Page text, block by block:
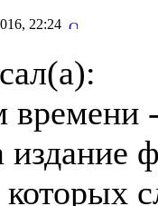
22:24
времени
издание